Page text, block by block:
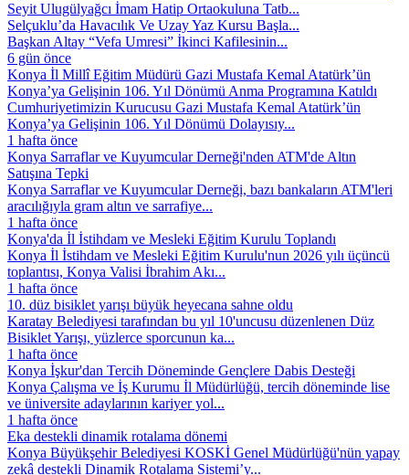
Seyit Ulugülyağcı İmam Hatip Ortaokuluna Tatb...
Selçuklu’da Havacılık Ve Uzay Yaz Kursu Başla...
Başkan Altay “Vefa Umresi” İkinci Kafilesinin...
6 gün önce
Konya İl Millî Eğitim Müdürü Gazi Mustafa Kemal Atatürk’ün
Konya’ya Gelişinin 106. Yıl Dönümü Anma Programına Katıldı
Cumhuriyetimizin Kurucusu Gazi Mustafa Kemal Atatürk’ün
Konya’ya Gelişinin 106. Yıl Dönümü Dolayısıy...
1 hafta önce
Konya Sarraflar ve Kuyumcular Derneği'nden ATM'de Altın
Satışına Tepki
Konya Sarraflar ve Kuyumcular Derneği, bazı bankaların ATM'leri
aracılığıyla gram altın ve sarrafiye...
1 hafta önce
Konya'da İl İstihdam ve Mesleki Eğitim Kurulu Toplandı
Konya İl İstihdam ve Mesleki Eğitim Kurulu'nun 2026 yılı üçüncü
toplantısı, Konya Valisi İbrahim Akı...
1 hafta önce
10. düz bisiklet yarışı büyük heyecana sahne oldu
Karatay Belediyesi tarafından bu yıl 10'uncusu düzenlenen Düz
Bisiklet Yarışı, yüzlerce sporcunun ka...
1 hafta önce
Konya İşkur'dan Tercih Döneminde Gençlere Dabis Desteği
Konya Çalışma ve İş Kurumu İl Müdürlüğü, tercih döneminde lise
ve üniversite adaylarının kariyer yol...
1 hafta önce
Eka destekli dinamik rotalama dönemi
Konya Büyükşehir Belediyesi KOSKİ Genel Müdürlüğü'nün yapay
zekâ destekli Dinamik Rotalama Sistemi’y...